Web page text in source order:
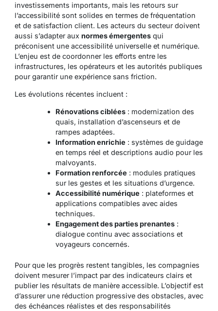
investissements importants, mais les retours sur
l’accessibilité sont solides en termes de fréquentation
et de satisfaction client. Les acteurs du secteur doivent
aussi s’adapter aux normes émergentes qui
préconisent une accessibilité universelle et numérique.
L’enjeu est de coordonner les efforts entre les
infrastructures, les opérateurs et les autorités publiques
pour garantir une expérience sans friction.
Les évolutions récentes incluent :
Rénovations ciblées: modernization des
quais, installation d’ascenseurs et de
rampes adaptées.
Information enrichie : systèmes de guidage
en temps réel et descriptions audio pour les
malvoyants.
Formation renforcée : modules pratiques
sur les gestes et les situations d’urgence.
Accessibilité numérique : plateformes et
applications compatibles avec aides
techniques.
Engagement des parties prenantes:
dialogue continu avec associations et
voyageurs concernés.
Pour que les progrès restent tangibles, les compagnies
doivent mesurer l’impact par des indicateurs clairs et
publier les résultats de manière accessible. L’objectif est
d’assurer une réduction progressive des obstacles, avec
des échéances réalistes et des responsabilités